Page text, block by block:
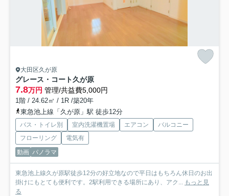
大田区久が原
グレース・コート久が原
7.8万円 管理/共益費5,000円
1階 / 24.62㎡ / 1R /築20年
東急池上線「久が原」駅 徒歩12分
バス・トイレ別 室内洗濯機置場 エアコン
バルコニー
フローリング
電気有
動画 パノラマ
東急池上線久が原駅徒歩12分の好立地なので平日はもちろん休日のお出
掛けにもとても便利です。2駅利用できる場所にあり、アク... もっと見
る